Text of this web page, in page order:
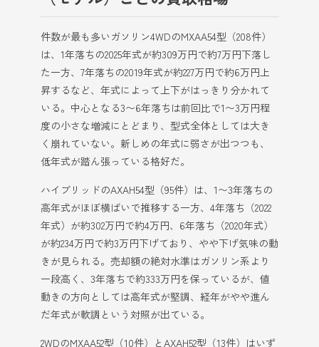
件数が最も多いガソリン4WDのMXAA54型（208件）
は、1年落ちの2025年式が約309万円で約7万円下落し
た一方、7年落ちの2019年式が約227万円で約6万円上
昇するなど、年式によって上下がはっきり分かれて
いる。中心となる3〜6年落ちは前回比で1〜3万円程
度の小さな増減にとどまり、型式全体としては大き
く崩れていない。新しめの年式に弱さが出つつも、
低年式が踏ん張っている格好だ。
ハイブリッドのAXAH54型（95件）は、1〜3年落ちの
高年式がほぼ横ばいで推移する一方、4年落ち（2022
年式）が約302万円で約4万円、6年落ち（2020年式）
が約234万円で約3万円下げており、やや下げ気味の動
きが見られる。売却額の絶対水準はガソリン系より
一段高く、3年落ちで約333万円を保っているが、値
動きの方向としては高年式が堅調、経年がやや進ん
だ年式が軟調という対照が出ている。
2WDのMXAA52型（10件）とAXAH52型（13件）はいず